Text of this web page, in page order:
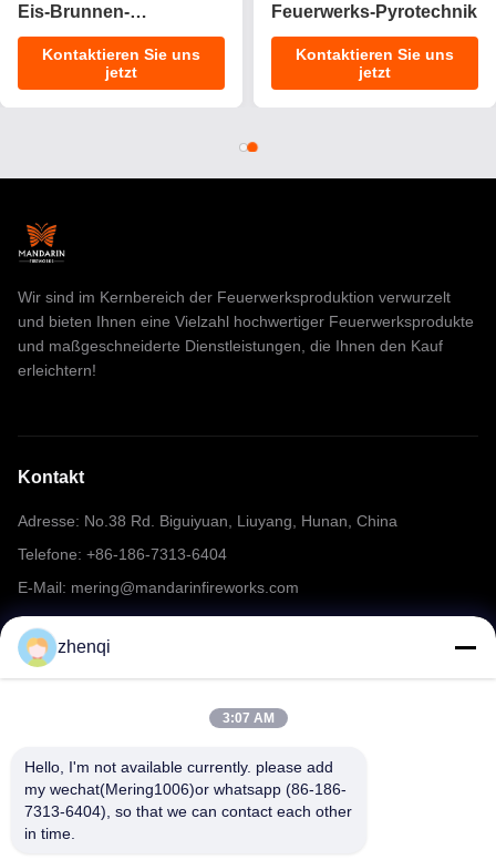
Eis-Brunnen-
Wunderkerzen/0,029
CBM-Geburtstags-
Kerzen-Feuerwerke
Kontaktieren Sie uns
jetzt
Feuerwerks-Pyrotechnik
Kontaktieren Sie uns
jetzt
Wir sind im Kernbereich der Feuerwerksproduktion verwurzelt
und bieten Ihnen eine Vielzahl hochwertiger Feuerwerksprodukte
und maßgeschneiderte Dienstleistungen, die Ihnen den Kauf
erleichtern!
Kontakt
Adresse: No.38 Rd. Biguiyuan, Liuyang, Hunan, China
Telefone: +86-186-7313-6404
E-Mail: mering@mandarinfireworks.com
Folgen Sie uns.
Schnelle Links
zhenqi
3:07 AM
Hello, I'm not available currently. please add
my wechat(Mering1006)or whatsapp (86-186-
7313-6404), so that we can contact each other
in time.